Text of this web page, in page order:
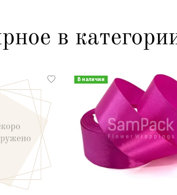
в
В наличии